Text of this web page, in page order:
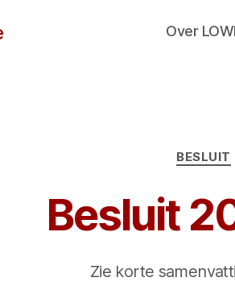
Over LOWI
BESLUIT
Besluit
Zie korte